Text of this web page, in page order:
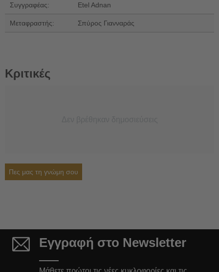
Συγγραφέας: Etel Adnan
Μεταφραστής: Σπύρος Γιανναράς
Κριτικές
Πες μας τη γνώμη σου
Εγγραφή στο Newsletter